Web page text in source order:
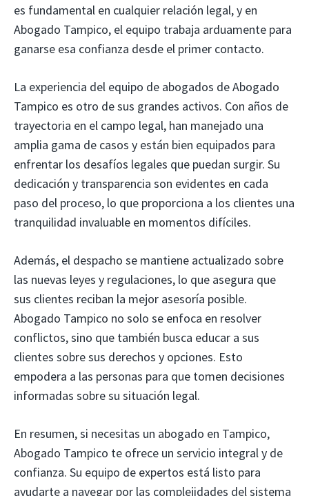
es fundamental en cualquier relación legal, y en
Abogado Tampico, el equipo trabaja arduamente para
ganarse esa confianza desde el primer contacto.
La experiencia del equipo de abogados de Abogado
Tampico es otro de sus grandes activos. Con años de
trayectoria en el campo legal, han manejado una
amplia gama de casos y están bien equipados para
enfrentar los desafíos legales que puedan surgir. Su
dedicación y transparencia son evidentes en cada
paso del proceso, lo que proporciona a los clientes una
tranquilidad invaluable en momentos difíciles.
Además, el despacho se mantiene actualizado sobre
las nuevas leyes y regulaciones, lo que asegura que
sus clientes reciban la mejor asesoría posible.
Abogado Tampico no solo se enfoca en resolver
conflictos, sino que también busca educar a sus
clientes sobre sus derechos y opciones. Esto
empodera a las personas para que tomen decisiones
informadas sobre su situación legal.
En resumen, si necesitas un abogado en Tampico,
Abogado Tampico te ofrece un servicio integral y de
confianza. Su equipo de expertos está listo para
ayudarte a navegar por las complejidades del sistema